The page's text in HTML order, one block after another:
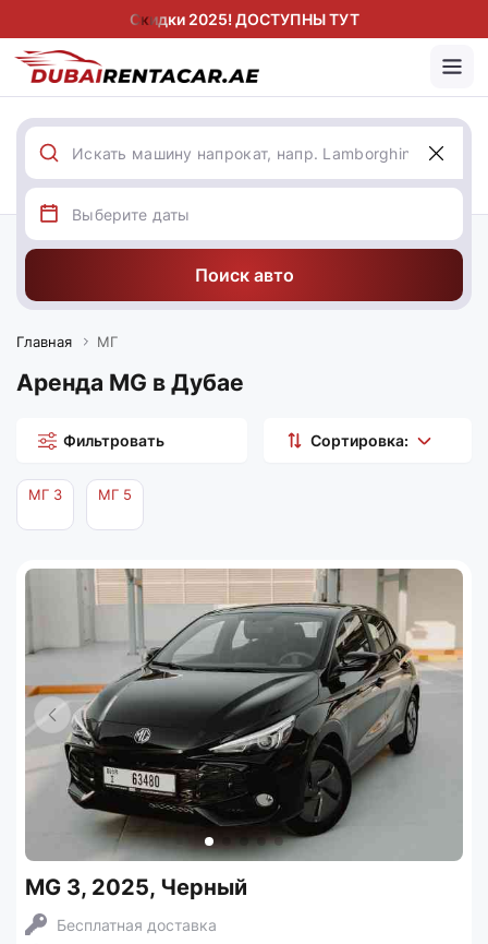
Скидки 2025! ДОСТУПНЫ ТУТ
Поиск авто
Главная МГ
Аренда MG в Дубае
Фильтровать Сортировка:
МГ 3 МГ 5
MG 3, 2025, Черный
Бесплатная доставка